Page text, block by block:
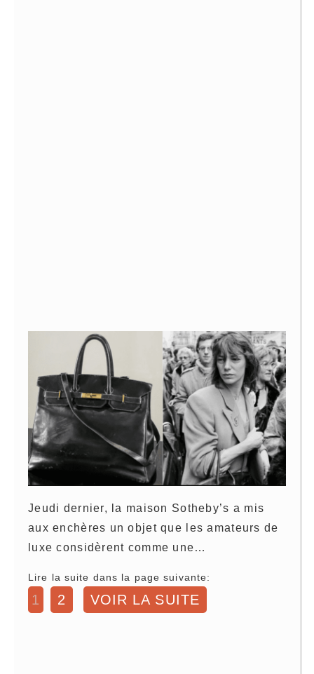
Jeudi dernier, la maison Sotheby’s a mis
aux enchères un objet que les amateurs de
luxe considèrent comme une…
Lire la suite dans la page suivante:
1 2 VOIR LA SUITE